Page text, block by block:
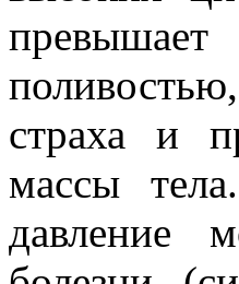
страха и
массы
давление